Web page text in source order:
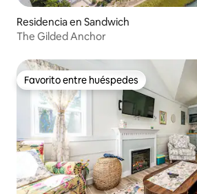
Residencia en Sandwich
The Gilded Anchor
Favorito entre huéspedes
Favorito entre huéspedes